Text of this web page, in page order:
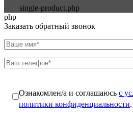
single-product.php
php
Заказать обратный звонок
Ознакомлен/а и соглашаюсь с
политики конфиденциальности.